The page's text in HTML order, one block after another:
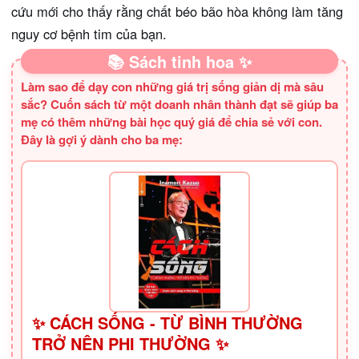
cứu mới cho thấy rằng chất béo bão hòa không làm tăng
nguy cơ bệnh tim của bạn.
📚 Sách tinh hoa ✨
Làm sao để dạy con những giá trị sống giản dị mà sâu
sắc? Cuốn sách từ một doanh nhân thành đạt sẽ giúp ba
mẹ có thêm những bài học quý giá để chia sẻ với con.
Đây là gợi ý dành cho ba mẹ:
✨ CÁCH SỐNG - TỪ BÌNH THƯỜNG
TRỞ NÊN PHI THƯỜNG ✨